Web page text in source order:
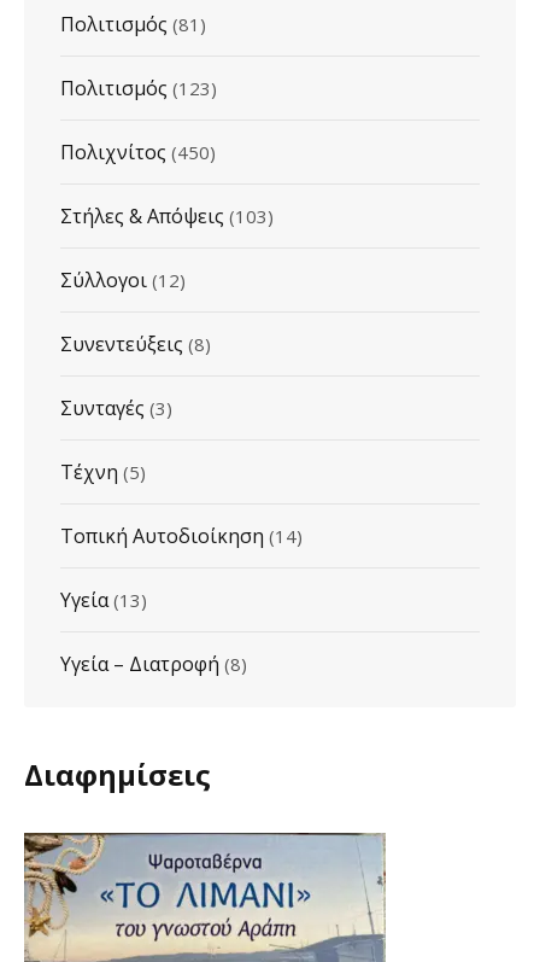
Πολιτισμός (81)
Πολιτισμός (123)
Πολιχνίτος (450)
Στήλες & Απόψεις (103)
Σύλλογοι (12)
Συνεντεύξεις (8)
Συνταγές (3)
Τέχνη (5)
Τοπική Αυτοδιοίκηση (14)
Υγεία(13)
Υγεία – Διατροφή (8)
Διαφημίσεις